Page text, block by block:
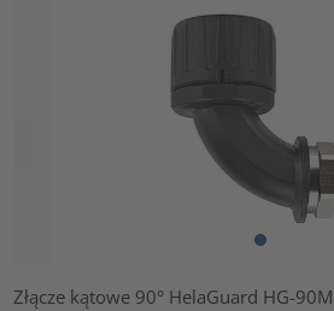
Złącze kątowe 90° HelaGuard HG-